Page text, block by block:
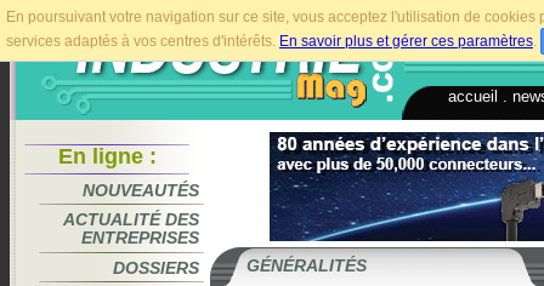
En poursuivant votre navigation sur ce site, vous acceptez l'utilisation de
services adaptés à vos centres d'intérêts. En savoir plus et gérer ces paramètres.
accueil
En ligne :
NOUVEAUTÉS
ACTUALITÉ DES
ENTREPRISES
DOSSIERS
GÉNÉRALITÉS